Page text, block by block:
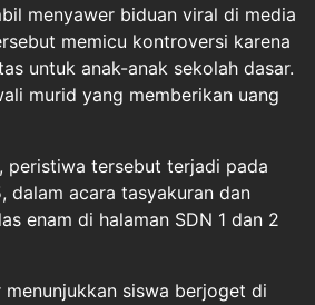
menyawer biduan viral di media
memicu kontroversi karena
untuk anak-anak sekolah dasar.
murid yang memberikan uang
peristiwa tersebut terjadi pada
dalam acara tasyakuran dan
enam di halaman SDN 1 dan 2
siswa berjoget di